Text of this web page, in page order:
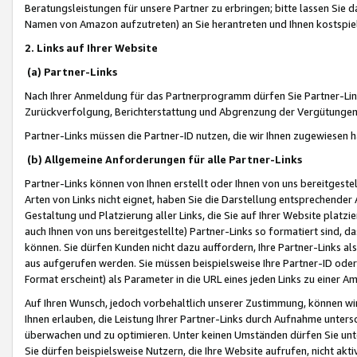
Beratungsleistungen für unsere Partner zu erbringen; bitte lassen Sie
Namen von Amazon aufzutreten) an Sie herantreten und Ihnen
2. Links auf Ihrer Website
(a) Partner-Links
Nach Ihrer Anmeldung für das Partnerprogramm dürfen Sie Partner-
Zurückverfolgung, Berichterstattung und Abgrenzung der
Partner-Links müssen die Partner-ID nutzen, die wir Ihnen zugewiesen
(b) Allgemeine Anforderungen für alle Partner-Links
Partner-Links können von Ihnen erstellt oder Ihnen von uns
Arten von Links nicht eignet, haben Sie die Darstellung
Gestaltung und Platzierung aller Links, die Sie auf Ihrer Website
auch Ihnen von uns bereitgestellte) Partner-Links so formatiert sind,
können. Sie dürfen Kunden nicht dazu auffordern, Ihre Partner-Links
aus aufgerufen werden. Sie müssen beispielsweise Ihre Partner-ID
Format erscheint) als Parameter in die URL eines jeden Links zu einer
Auf Ihren Wunsch, jedoch vorbehaltlich unserer Zustimmung, können
Ihnen erlauben, die Leistung Ihrer Partner-Links durch Aufnahme
überwachen und zu optimieren. Unter keinen Umständen dürfen Sie
Sie dürfen beispielsweise Nutzern, die Ihre Website aufrufen, nicht